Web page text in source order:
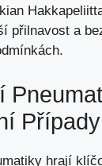
přilnavost a
Případy
hrají